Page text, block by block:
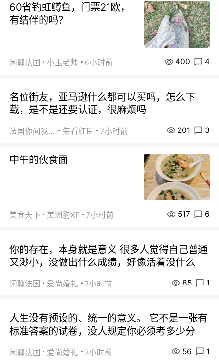
60省钓虹鳟鱼，门票21欧，
有结伴的吗？
闲聊法国 小玉老师 6小时前 400 4
名位街友，亚马逊什么都可以买吗，怎么下
载，是不是还要认证，很麻烦吗
法国你问我答 笑看红臣 7小时前 201 3
中午的伙食面
美食天下 美洲豹XF 7小时前 517 6
你的存在，本身就是意义 很多人觉得自己普通
又渺小，没做出什么成绩，好像活着没什么
闲聊法国 爱尚婚礼 7小时前 85 1
人生没有预设的、统一的意义。 它不是一张有
标准答案的试卷，没人规定你必须考多少分
闲聊法国 爱尚婚礼 7小时前 56 1